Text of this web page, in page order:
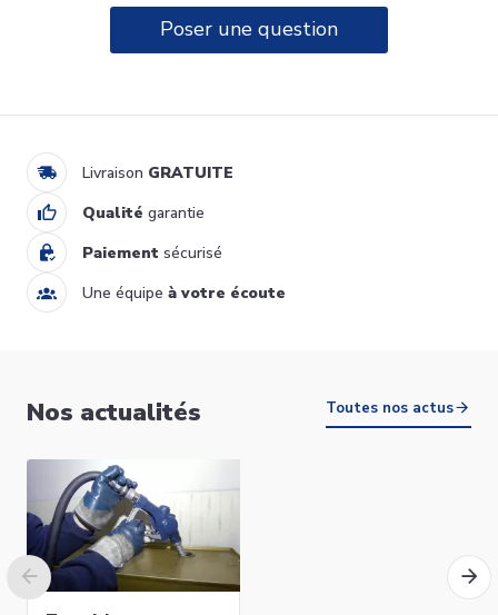
SUPRA U ÉVIER CUISINE
860X500 Van Marcke Origine
20017875
249,00 €
Ajouter au panier
Poser une question
Livraison GRATUITE
Qualité garantie
Paiement sécurisé
Une équipe à votre écoute
Nos actualités Toutes nos actus